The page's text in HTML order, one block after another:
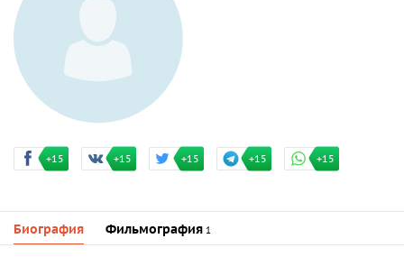
+15 +15 +15 +15 +15
Биография Фильмография 1